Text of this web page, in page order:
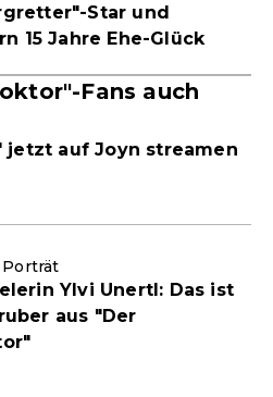
Star und
15 Jahre Ehe-Glück
Fans auch
jetzt auf Joyn streamen
Porträt
Ylvi Unertl: Das ist
aus "Der